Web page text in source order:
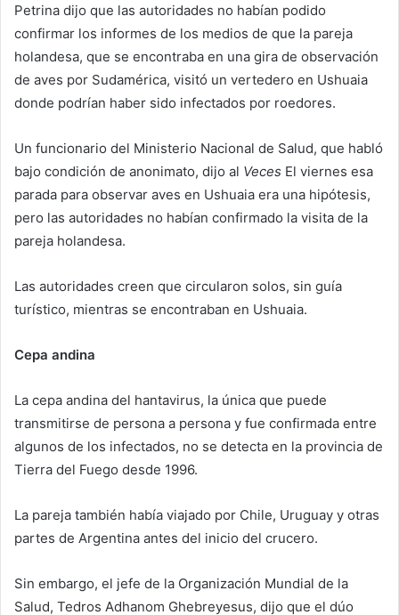
Petrina dijo que las autoridades no habían podido
confirmar los informes de los medios de que la pareja
holandesa, que se encontraba en una gira de observación
de aves por Sudamérica, visitó un vertedero en Ushuaia
donde podrían haber sido infectados por roedores.
Un funcionario del Ministerio Nacional de Salud, que habló
bajo condición de anonimato, dijo al Veces El viernes esa
parada para observar aves en Ushuaia era una hipótesis,
pero las autoridades no habían confirmado la visita de la
pareja holandesa.
Las autoridades creen que circularon solos, sin guía
turístico, mientras se encontraban en Ushuaia.
Cepa andina
La cepa andina del hantavirus, la única que puede
transmitirse de persona a persona y fue confirmada entre
algunos de los infectados, no se detecta en la provincia de
Tierra del Fuego desde 1996.
La pareja también había viajado por Chile, Uruguay y otras
partes de Argentina antes del inicio del crucero.
Sin embargo, el jefe de la Organización Mundial de la
Salud, Tedros Adhanom Ghebreyesus, dijo que el dúo